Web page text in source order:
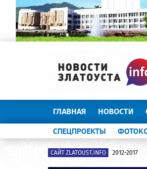
ГЛАВНАЯ НОВОСТИ
СПЕЦПРОЕКТЫ
САЙТ ZLATOUST.INFO 2012-2017